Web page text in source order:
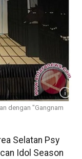
dengan "Gangnam
Selatan Psy
Idol Season